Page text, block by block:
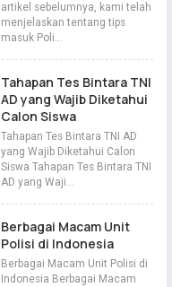
artikel sebelumnya, kami telah
menjelaskan tentang tips
masuk Poli…
Tahapan Tes Bintara TNI
AD yang Wajib Diketahui
Calon Siswa
Tahapan Tes Bintara TNI AD
yang Wajib Diketahui Calon
Siswa Tahapan Tes Bintara TNI
AD yang Waji…
Berbagai Macam Unit
Polisi di Indonesia
Berbagai Macam Unit Polisi di
Indonesia Berbagai Macam